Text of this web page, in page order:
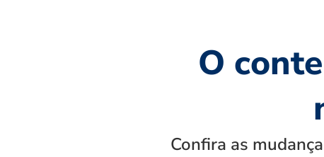
O
Confira as